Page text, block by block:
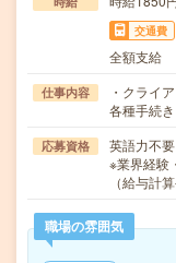
交通費
全額支給
仕事内容
・クライ
各種手続
応募資格
英語力不要
※業界経験
（給与計
職場の雰囲気